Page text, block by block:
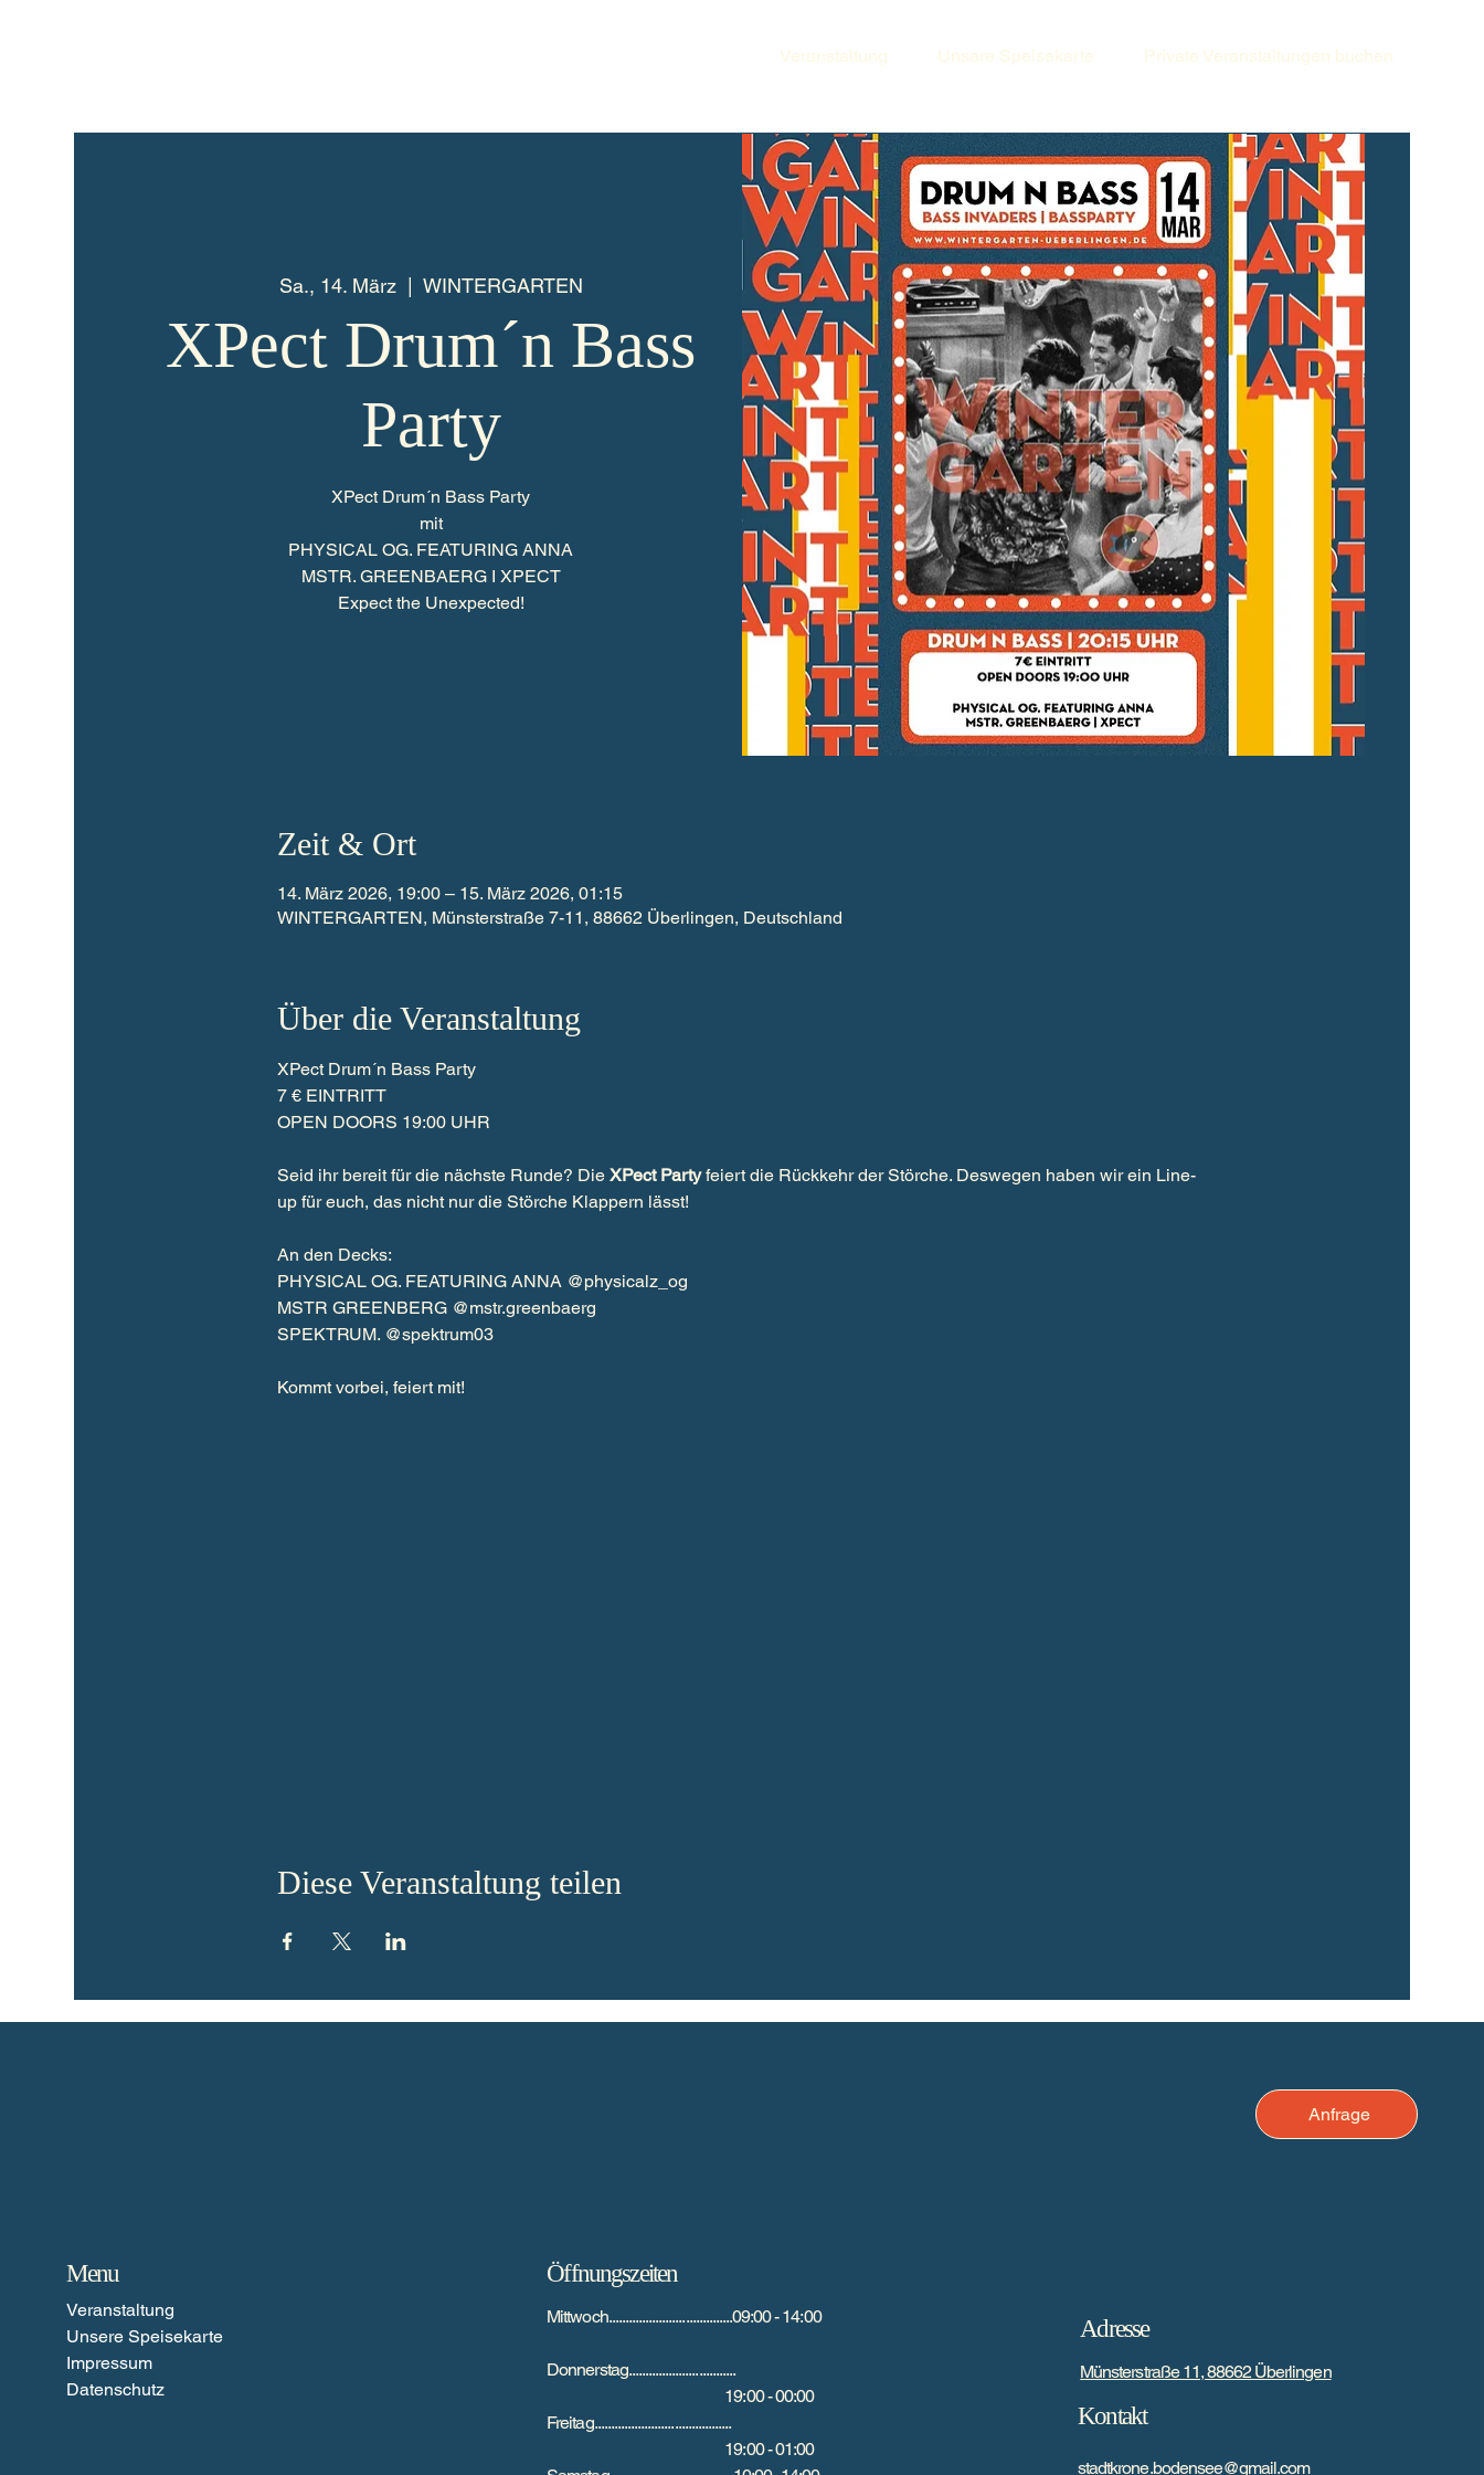
Veranstaltung Unsere Speisekarte Private Veranstaltungen buchen
Sa., 14. März
  |
WINTERGARTEN
XPect Drum´n Bass
Party
XPect Drum´n Bass Party
mit
PHYSICAL OG. FEATURING ANNA
MSTR. GREENBAERG I XPECT
Zeit & Ort
14. März 2026, 19:00 – 15. März 2026, 01:15
WINTERGARTEN, Münsterstraße 7-11, 88662 Überlingen, Deutschland
Über die Veranstaltung
XPect Drum´n Bass Party
7 € EINTRITT
OPEN DOORS 19:00 UHR
Seid ihr bereit für die nächste Runde? Die XPect Party feiert die Rückkehr der Störche. Deswegen haben wir ein Line-
up für euch, das nicht nur die Störche Klappern lässt!
An den Decks:
PHYSICAL OG. FEATURING ANNA @physicalz_og
MSTR GREENBERG @mstr.greenbaerg
SPEKTRUM. @spektrum03
Kommt vorbei, feiert mit!
Diese Veranstaltung teilen
Anfrage
Menu
Veranstaltung
Unsere Speisekarte
Impressum
Datenschutz
Öffnungszeiten
Mittwoch.....................................09:00 - 14:00
Donnerstag................................
19:00 - 00:00
Freitag.........................................
19:00 - 01:00
Adresse
Münsterstraße 11, 88662 Überlingen
Kontakt
stadtkrone.bodensee@gmail.com